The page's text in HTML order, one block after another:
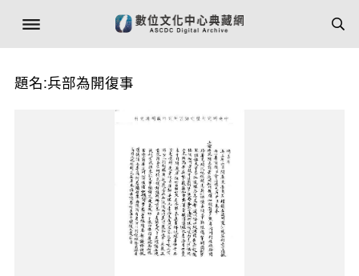
題名:兵部為開復事